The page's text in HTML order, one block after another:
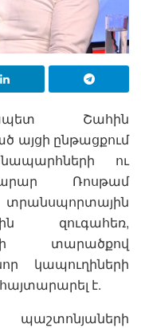
Շահին
ընթացքում
ու
Ռոսթամ
զուգահեռ,
տարածքով
կապուղիների
է.